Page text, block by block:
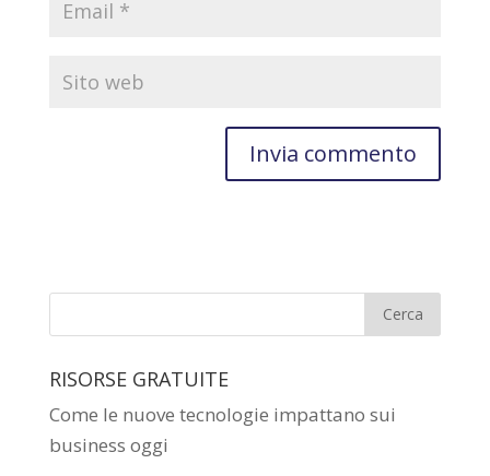
RISORSE GRATUITE
Come le nuove tecnologie impattano sui
business oggi